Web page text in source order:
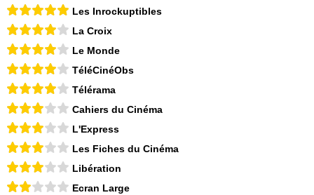
Les Inrockuptibles
La Croix
Le Monde
TéléCinéObs
Télérama
Cahiers du Cinéma
L'Express
Les Fiches du Cinéma
Libération
Ecran Large